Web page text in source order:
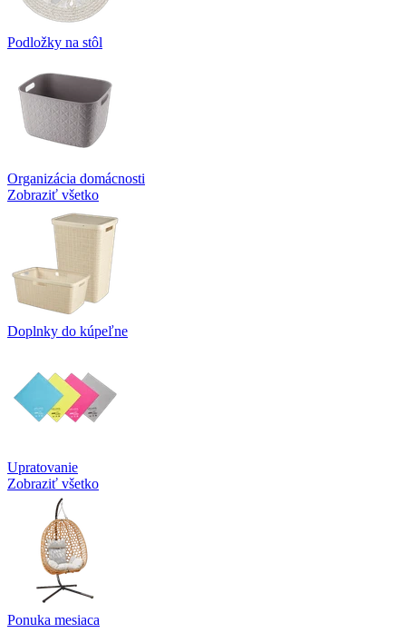
Podložky na stôl
Organizácia domácnosti
Zobraziť všetko
Doplnky do kúpeľne
Upratovanie
Zobraziť všetko
Ponuka mesiaca